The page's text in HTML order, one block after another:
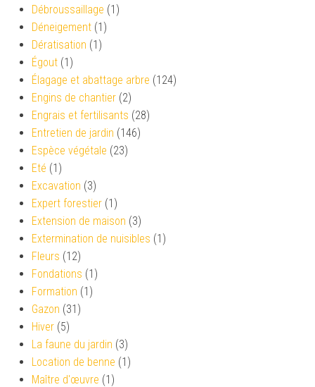
Débroussaillage (1)
Déneigement (1)
Dératisation (1)
Égout (1)
Élagage et abattage arbre (124)
Engins de chantier (2)
Engrais et fertilisants (28)
Entretien de jardin (146)
Espèce végétale (23)
Eté (1)
Excavation (3)
Expert forestier (1)
Extension de maison (3)
Extermination de nuisibles (1)
Fleurs (12)
Fondations (1)
Formation (1)
Gazon (31)
Hiver (5)
La faune du jardin (3)
Location de benne (1)
Maître d'œuvre (1)